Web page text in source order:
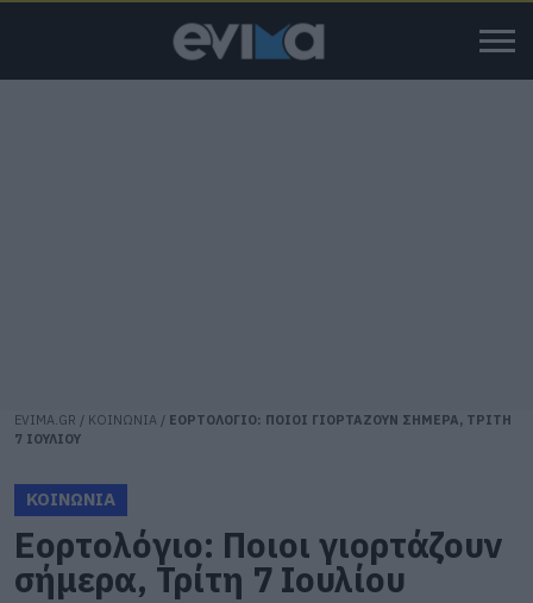
EVIMA.GR / ΚΟΙΝΩΝΙΑ / ΕΟΡΤΟΛΟΓΙΟ: ΠΟΙΟΙ ΓΙΟΡΤΑΖΟΥΝ ΣΗΜΕΡΑ, ΤΡΙΤΗ
7 ΙΟΥΛΙΟΥ
ΚΟΙΝΩΝΙΑ
Εορτολόγιο: Ποιοι γιορτάζουν
σήμερα, Τρίτη 7 Ιουλίου